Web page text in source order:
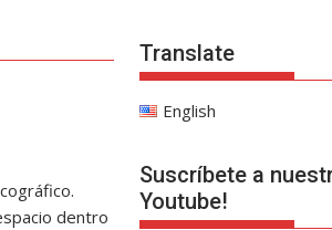
dentro
Translate
English
Suscríbete a
Youtube!